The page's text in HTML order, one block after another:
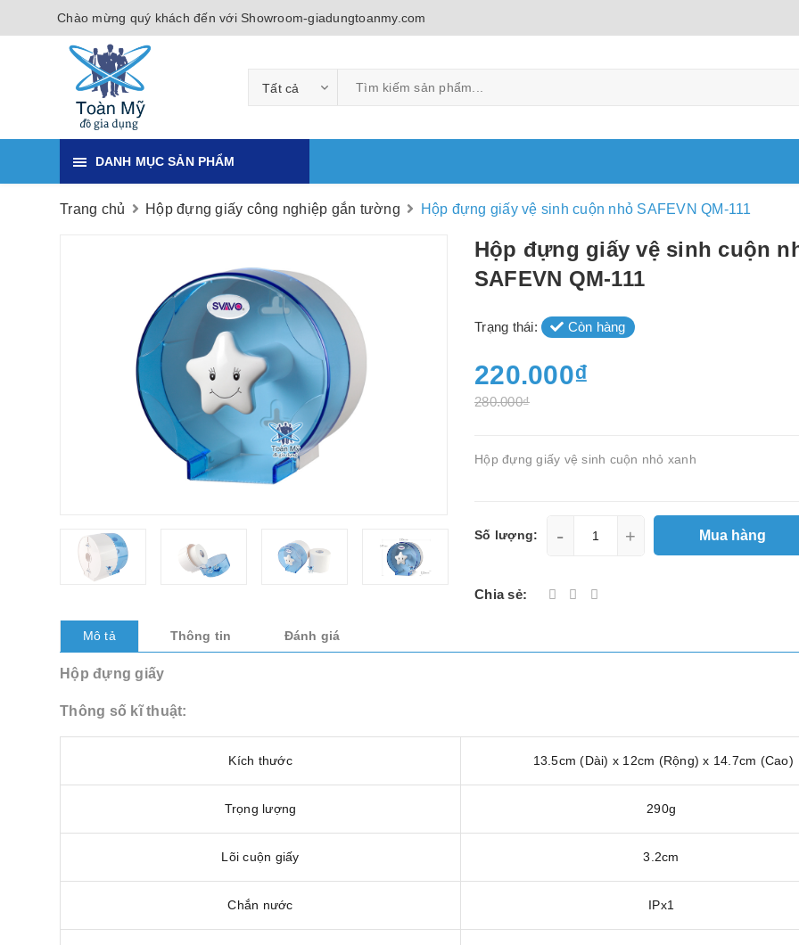
Chào mừng quý khách đến với Showroom-giadungtoanmy.com
Tất cả
DANH MỤC SẢN PHẨM
Trang chủ Hộp đựng giấy công nghiệp gắn tường Hộp đựng giấy vệ sinh cuộn nhỏ SAFEVN QM-111
Hộp đựng giấy vệ sinh cuộn
SAFEVN QM-111
Trạng thái: Còn hàng
220.000₫
280.000₫
Hộp đựng giấy vệ sinh cuộn nhỏ xanh
Số lượng: - + Mua hàng
Chia sẻ:
Mô tả Thông tin Đánh giá
Hộp đựng giấy
Thông số kĩ thuật:
Kích thước 13.5cm (Dài) x 12cm (Rộng) x 14.7cm (Cao)
Trọng lượng 290g
Lõi cuộn giấy 3.2cm
Chắn nước IPx1